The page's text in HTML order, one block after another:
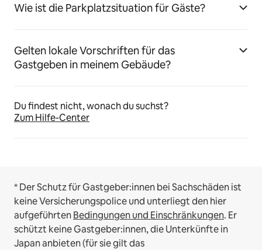
Wie ist die Parkplatzsituation für Gäste?
Gelten lokale Vorschriften für das
Gastgeben in meinem Gebäude?
Du findest nicht, wonach du suchst?
Zum Hilfe-Center
* Der Schutz für Gastgeber:innen bei Sachschäden ist
keine Versicherungspolice und unterliegt den hier
aufgeführtenBedingungen und Einschränkungen. Er
schützt keine Gastgeber:innen, die Unterkünfte in
Japan anbieten (für sie gilt das